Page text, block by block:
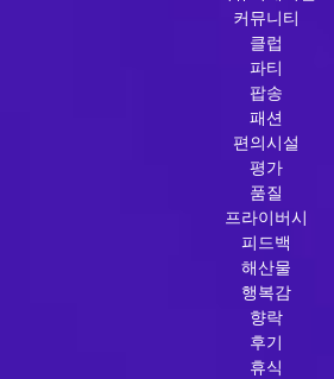
커뮤니티
클럽
파티
팝송
패션
편의시설
평가
품질
프라이버시
피드백
해산물
행복감
향락
후기
휴식